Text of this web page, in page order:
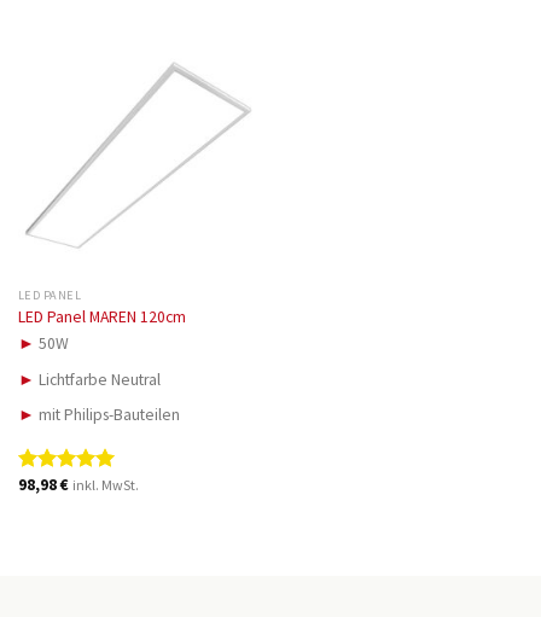
LED PANEL
LED Panel MAREN 120cm
► 50W
► Lichtfarbe Neutral
► mit Philips-Bauteilen
Bewertet
98,98€ inkl. MwSt.